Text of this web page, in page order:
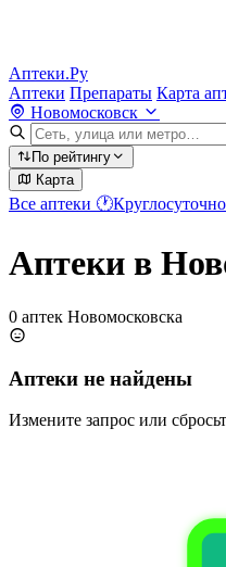
Аптеки.Ру
Аптеки Препараты Карта
Новомосковск
По рейтингу
Карта
Все аптеки 🕐Круглосуточно
Аптеки в
0 аптек Новомосковска
Аптеки не найдены
Измените запрос или